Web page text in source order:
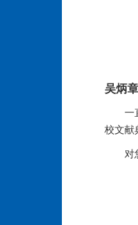
吴炳
一
校文献
对